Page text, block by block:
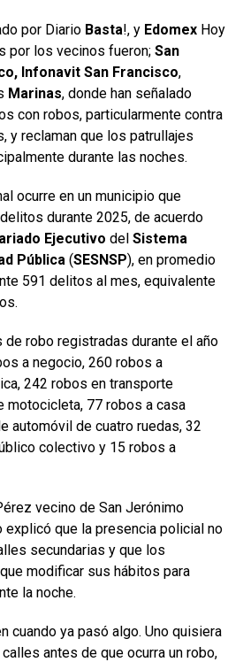
por Diario Basta!, y Edomex Hoy
por los vecinos fueron; San
Infonavit San Francisco,
Marinas, donde han señalado
con robos, particularmente contra
y reclaman que los patrullajes
durante las noches.
ocurre en un municipio que
durante 2025, de acuerdo
Ejecutivo del Sistema
Pública (SESNSP), en promedio
591 delitos al mes, equivalente
de robo registradas durante el año
a negocio, 260 robos a
242 robos en transporte
motocicleta, 77 robos a casa
automóvil de cuatro ruedas, 32
colectivo y 15 robos a
vecino de San Jerónimo
explicó que la presencia policial no
secundarias y que los
modificar sus hábitos para
la noche.
cuando ya pasó algo. Uno quisiera
antes de que ocurra un robo,